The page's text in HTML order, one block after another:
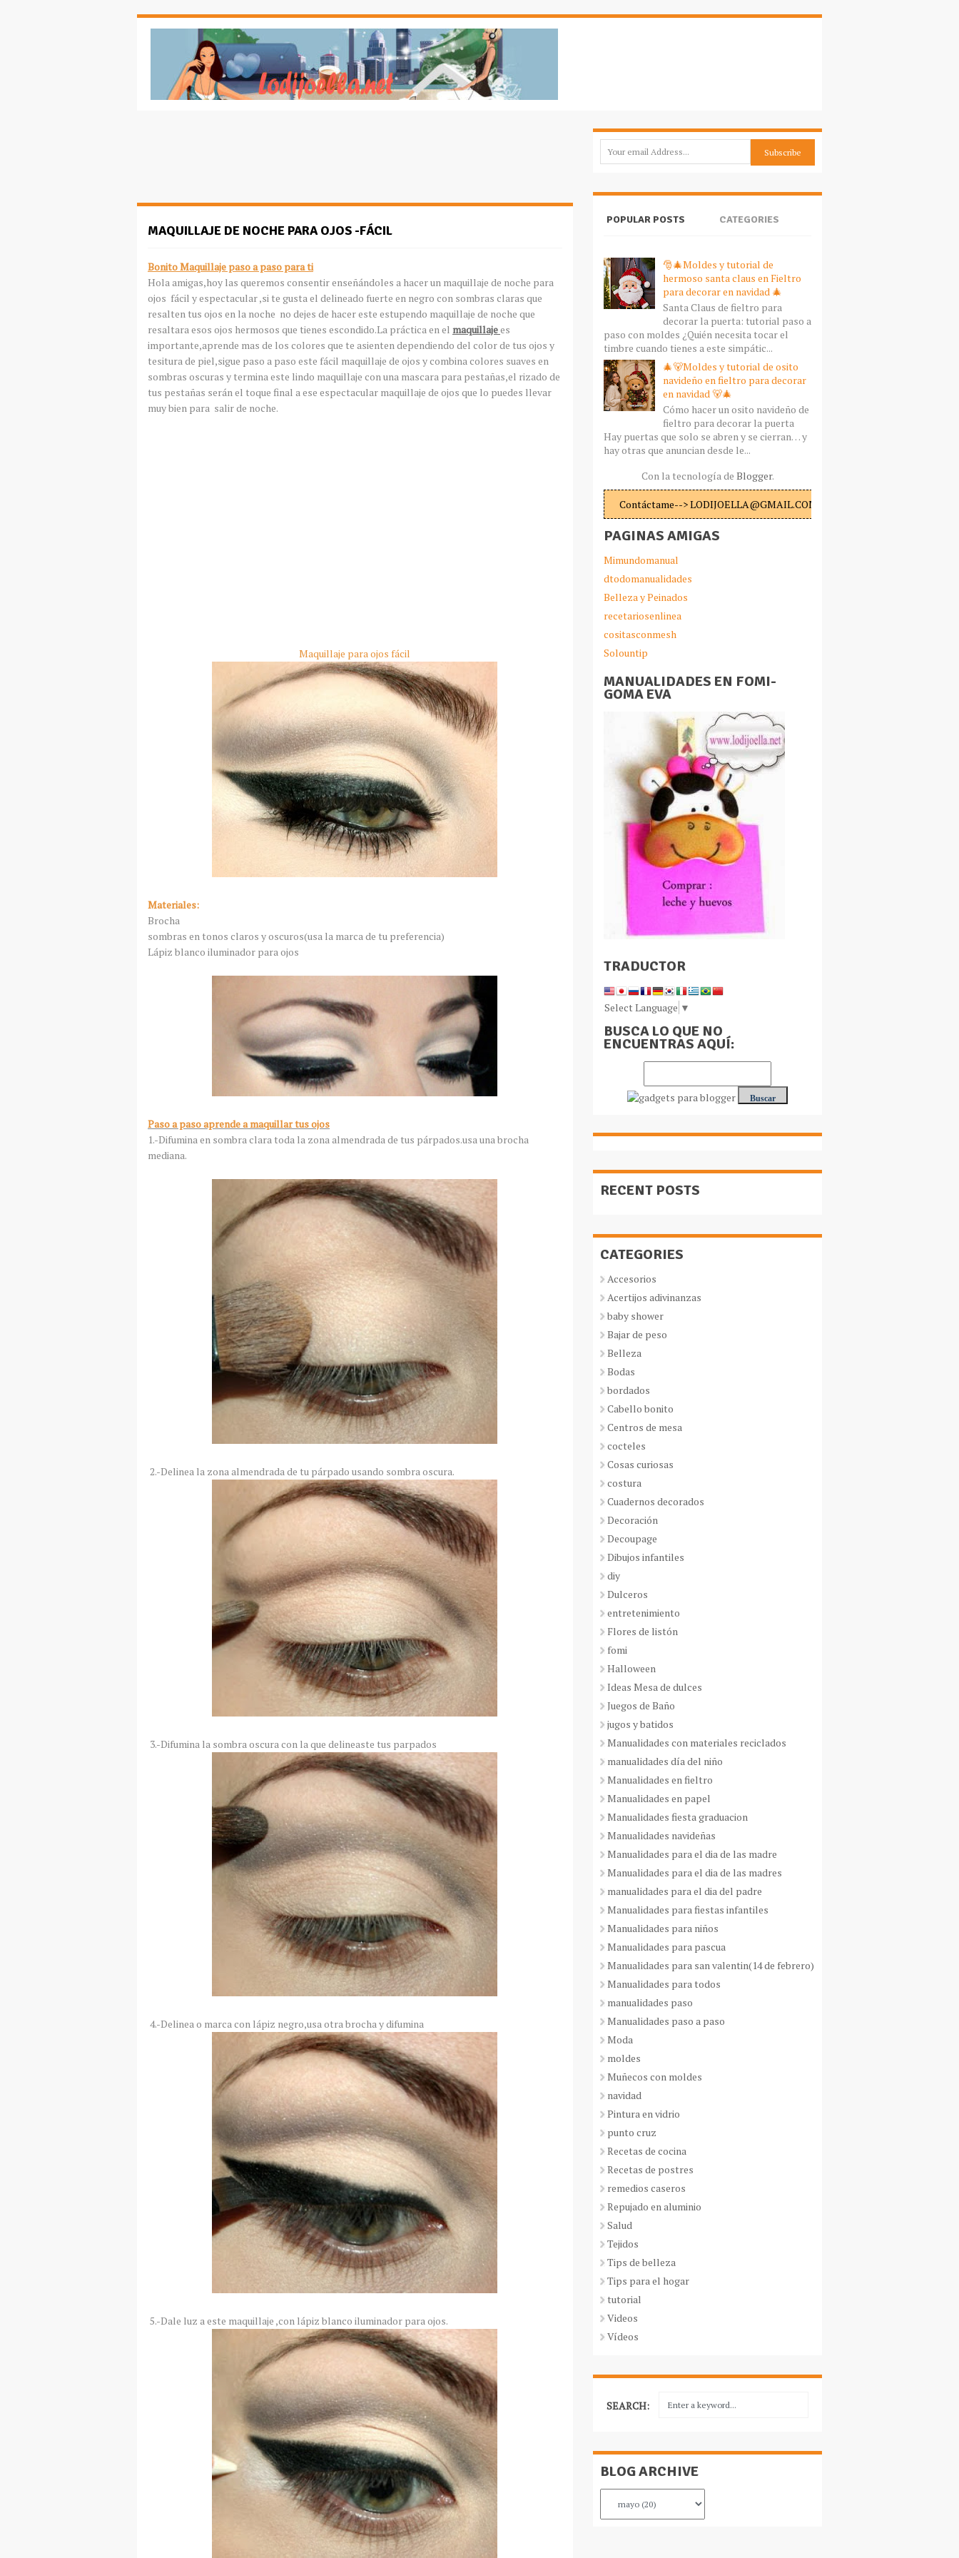
MAQUILLAJE DE NOCHE PARA OJOS -FÁCIL
Bonito Maquillaje paso a paso para ti
Hola amigas,hoy las queremos consentir enseñándoles a hacer un maquillaje de noche para
ojos fácil y espectacular ,si te gusta el delineado fuerte en negro con sombras claras que
resalten tus ojos en la noche no dejes de hacer este estupendo maquillaje de noche que
resaltara esos ojos hermosos que tienes escondido.La práctica en el maquillajees
importante,aprende mas de los colores que te asienten dependiendo del color de tus ojos y
tesitura de piel,sigue paso a paso este fácil maquillaje de ojos y combina colores suaves en
sombras oscuras y termina este lindo maquillaje con una mascara para pestañas,el rizado de
tus pestañas serán el toque final a ese espectacular maquillaje de ojos que lo puedes llevar
muy bien para salir de noche.
Maquillaje para ojos fácil
Materiales:
Brocha
sombras en tonos claros y oscuros(usa la marca de tu preferencia)
Lápiz blanco iluminador para ojos
Paso a paso aprende a maquillar tus ojos
1.-Difumina en sombra clara toda la zona almendrada de tus párpados.usa una brocha
mediana.
2.-Delinea la zona almendrada de tu párpado usando sombra oscura.
3.-Difumina la sombra oscura con la que delineaste tus parpados
4.-Delinea o marca con lápiz negro,usa otra brocha y difumina
5.-Dale luz a este maquillaje ,con lápiz blanco iluminador para ojos.
POPULAR POSTS CATEGORIES
🎅🎄Moldes y tutorial de
hermoso santa claus en Fieltro
para decorar en navidad 🎄
Santa Claus de fieltro para
decorar la puerta: tutorial paso a
paso con moldes ¿Quién necesita tocar el
timbre cuando tienes a este simpátic...
🎄🐻Moldes y tutorial de osito
navideño en fieltro para decorar
en navidad 🐻🎄
Cómo hacer un osito navideño de
fieltro para decorar la puerta
Hay puertas que solo se abren y se cierran… y
hay otras que anuncian desde le...
Con la tecnología de Blogger.
Contáctame--> LODIJOELLA@GMAIL.COM
PAGINAS AMIGAS
Mimundomanual
dtodomanualidades
Belleza y Peinados
recetariosenlinea
cositasconmesh
Solountip
MANUALIDADES EN FOMI-
GOMA EVA
TRADUCTOR
Select Language ▼
BUSCA LO QUE NO
ENCUENTRAS AQUÍ:
RECENT POSTS
CATEGORIES
Accesorios
Acertijos adivinanzas
baby shower
Bajar de peso
Belleza
Bodas
bordados
Cabello bonito
Centros de mesa
cocteles
Cosas curiosas
costura
Cuadernos decorados
Decoración
Decoupage
Dibujos infantiles
diy
Dulceros
entretenimiento
Flores de listón
fomi
Halloween
Ideas Mesa de dulces
Juegos de Baño
jugos y batidos
Manualidades con materiales reciclados
manualidades día del niño
Manualidades en fieltro
Manualidades en papel
Manualidades fiesta graduacion
Manualidades navideñas
Manualidades para el dia de las madre
Manualidades para el dia de las madres
manualidades para el dia del padre
Manualidades para fiestas infantiles
Manualidades para niños
Manualidades para pascua
Manualidades para san valentin(14 de febrero)
Manualidades para todos
manualidades paso
Manualidades paso a paso
Moda
moldes
Muñecos con moldes
navidad
Pintura en vidrio
punto cruz
Recetas de cocina
Recetas de postres
remedios caseros
Repujado en aluminio
Salud
Tejidos
Tips de belleza
Tips para el hogar
tutorial
Videos
Vídeos
SEARCH:
BLOG ARCHIVE